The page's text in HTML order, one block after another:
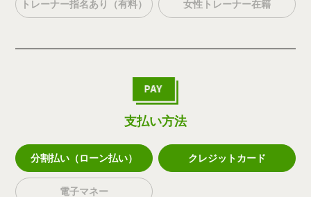
トレーナー指名あり（有料） 女性トレーナー在籍
支払い方法
分割払い（ローン払い） クレジットカード
電子マネー